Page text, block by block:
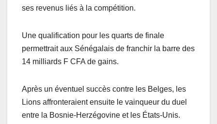
ses revenus liés à la compétition.
Une qualification pour les quarts de finale
permettrait aux Sénégalais de franchir la barre des
14 milliards F CFA de gains.
Après un éventuel succès contre les Belges, les
Lions affronteraient ensuite le vainqueur du duel
entre la Bosnie-Herzégovine et les États-Unis.